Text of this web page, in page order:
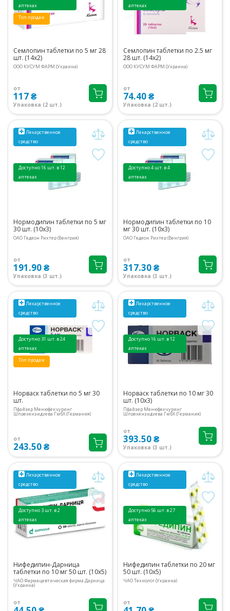
аптеках
Топ продаж
Семлопин таблетки по 5 мг 28
шт. (14х2)
ООО КУСУМ ФАРМ (Украина)
от
117 ₴
Упаковка (2 шт.)
аптеках
Семлопин таблетки по 2.5 мг
28 шт. (14х2)
ООО КУСУМ ФАРМ (Украина)
от
74.40 ₴
Упаковка (2 шт.)
Лекарственное
средство
Доступно 16 шт. в 12
аптеках
Нормодипин таблетки по 5 мг
30 шт. (10х3)
ОАО Гедеон Рихтер (Венгрия)
от
191.90 ₴
Упаковка (3 шт.)
Лекарственное
средство
Доступно 4 шт. в 4
аптеках
Нормодипин таблетки по 10
мг 30 шт. (10х3)
ОАО Гедеон Рихтер (Венгрия)
от
317.30 ₴
Упаковка (3 шт.)
Лекарственное
средство
Доступно 31 шт. в 24
аптеках
Топ продаж
Норваск таблетки по 5 мг 30
шт.
Пфайзер Менюфекчуринг
Шпрехензидуева ГмбХ (Германия)
от
243.50 ₴
Лекарственное
средство
Доступно 16 шт. в 12
аптеках
Норваск таблетки по 10 мг 30
шт. (10х3)
Пфайзер Менюфекчуринг
Шпрехензидуева ГмбХ (Германия)
от
393.50 ₴
Упаковка (3 шт.)
Лекарственное
средство
Доступно 3 шт. в 2
аптеках
Нифедипин-Дарница
таблетки по 10 мг 50 шт. (10х5)
ЧАО Фармацевтическая фирма Дарница
(Украина)
от
Лекарственное
средство
Доступно 56 шт. в 27
аптеках
Нифедипин таблетки по 20 мг
50 шт. (10х5)
ЧАО Технолог (Украина)
от